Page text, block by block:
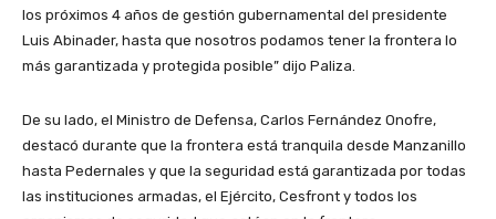
los próximos 4 años de gestión gubernamental del presidente
Luis Abinader, hasta que nosotros podamos tener la frontera lo
más garantizada y protegida posible” dijo Paliza.
De su lado, el Ministro de Defensa, Carlos Fernández Onofre,
destacó durante que la frontera está tranquila desde Manzanillo
hasta Pedernales y que la seguridad está garantizada por todas
las instituciones armadas, el Ejército, Cesfront y todos los